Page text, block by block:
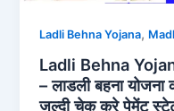
Ladli Behna Yojana,
Ladli Behna
– लाडली बहना योजना
जल्दी चेक करे पेमेंट